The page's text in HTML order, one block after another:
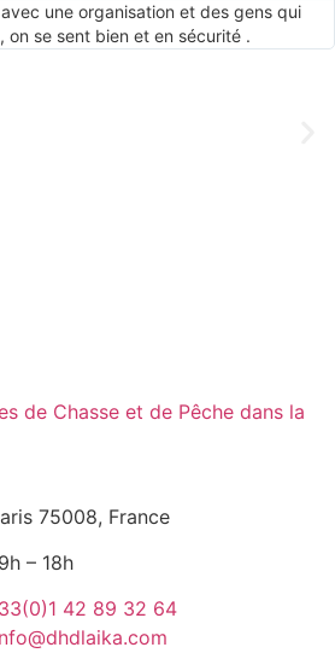
une organisation et des gens qui
on se sent bien et en sécurité .
75008, France
– 18h
42 89 32 64